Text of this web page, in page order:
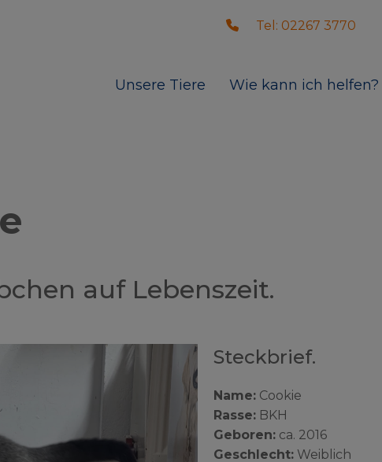
Tel: 02267 3770
Unsere Tiere Wie kann ich helfen?
auf Lebenszeit.
Steckbrief.
Name: Cookie
Rasse: BKH
Geboren: ca. 2016
Geschlecht: Weiblich